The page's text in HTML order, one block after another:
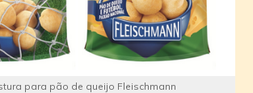
para pão de queijo Fleischmann